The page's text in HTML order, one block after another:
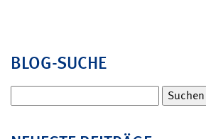
BLOG-SUCHE
nach: